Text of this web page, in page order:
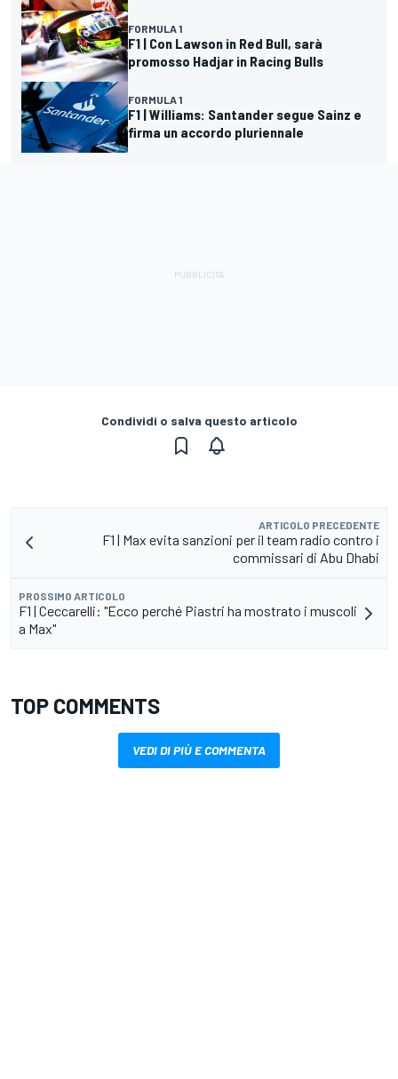
FORMULA 1
F1 | Con Lawson in Red Bull, sarà
promosso Hadjar in Racing Bulls
FORMULA 1
F1 | Williams: Santander segue Sainz e
firma un accordo pluriennale
Condividi o salva questo articolo
ARTICOLO PRECEDENTE
F1 | Max evita sanzioni per il team radio contro i
commissari di Abu Dhabi
PROSSIMO ARTICOLO
F1 | Ceccarelli: "Ecco perché Piastri ha mostrato i muscoli
a Max"
TOP COMMENTS
VEDI DI PIÙ E COMMENTA